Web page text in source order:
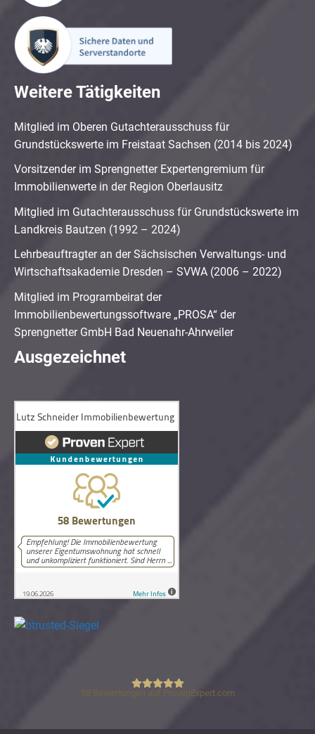
Weitere Tätigkeiten
Mitglied im Oberen Gutachterausschuss für
Grundstückswerte im Freistaat Sachsen (2014 bis 2024)
Vorsitzender im Sprengnetter Expertengremium für
Immobilienwerte in der Region Oberlausitz
Mitglied im Gutachterausschuss für Grundstückswerte im
Landkreis Bautzen (1992 – 2024)
Lehrbeauftragter an der Sächsischen Verwaltungs- und
Wirtschaftsakademie Dresden – SVWA (2006 – 2022)
Mitglied im Programbeirat der
Immobilienbewertungssoftware „PROSA“ der
Sprengnetter GmbH Bad Neuenahr-Ahrweiler
Ausgezeichnet
Lutz Schneider Immobilienbewertung
58 Bewertungen auf ProvenExpert.com